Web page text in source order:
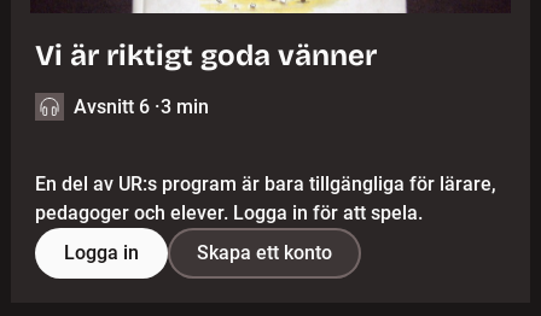
Vi är riktigt goda vänner
Avsnitt 6 ·3 min
En del av UR:s program är bara tillgängliga för lärare,
pedagoger och elever. Logga in för att spela.
Logga in
Skapa ett konto